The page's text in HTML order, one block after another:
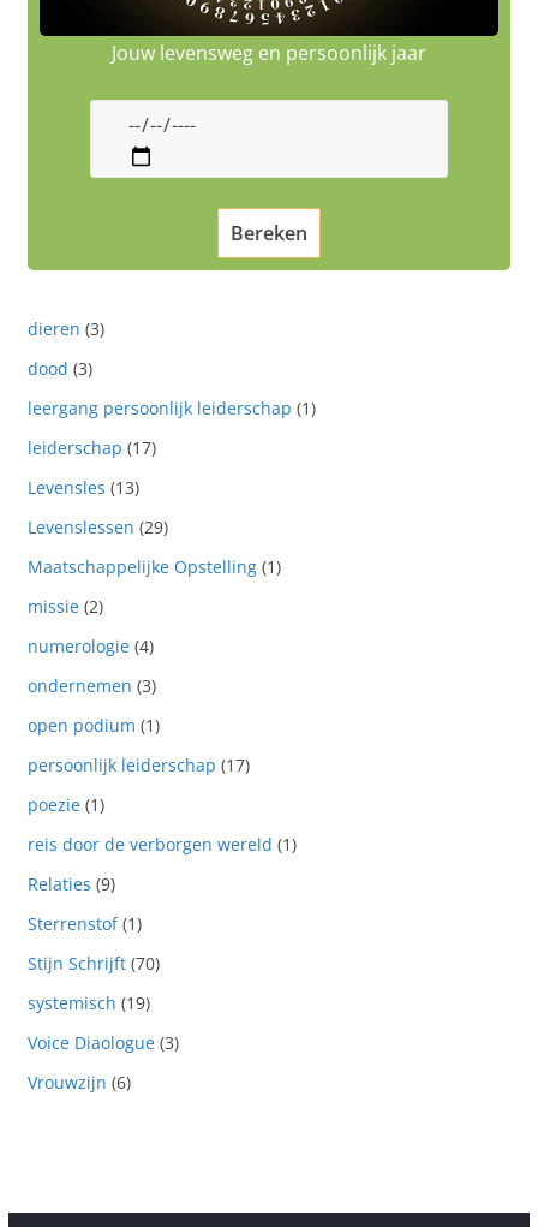
Jouw levensweg en persoonlijk jaar
dieren (3)
dood (3)
leergang persoonlijk leiderschap (1)
leiderschap (17)
Levensles (13)
Levenslessen (29)
Maatschappelijke Opstelling(1)
missie(2)
numerologie(4)
ondernemen (3)
open podium (1)
persoonlijk leiderschap (17)
poezie(1)
reis door de verborgen wereld (1)
Relaties (9)
Sterrenstof(1)
Stijn Schrijft(70)
systemisch (19)
Voice Diaologue(3)
Vrouwzijn (6)